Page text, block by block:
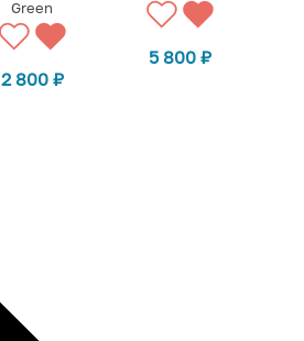
Green
2 800 ₽
5 800 ₽